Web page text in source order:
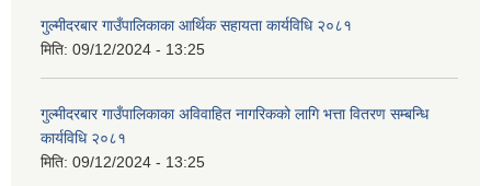
गुल्मीदरबार गाउँपालिकाका आर्थिक सहायता कार्यविधि २०८१
मिति: 09/12/2024 - 13:25
गुल्मीदरबार गाउँपालिकाका अविवाहित नागरिकको लागि भत्ता वितरण सम्बन्धि
कार्यविधि २०८१
मिति: 09/12/2024 - 13:25